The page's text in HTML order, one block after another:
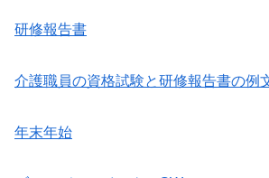
研修報告書
介護職員の資格試験と研修報告書の例
年末年始